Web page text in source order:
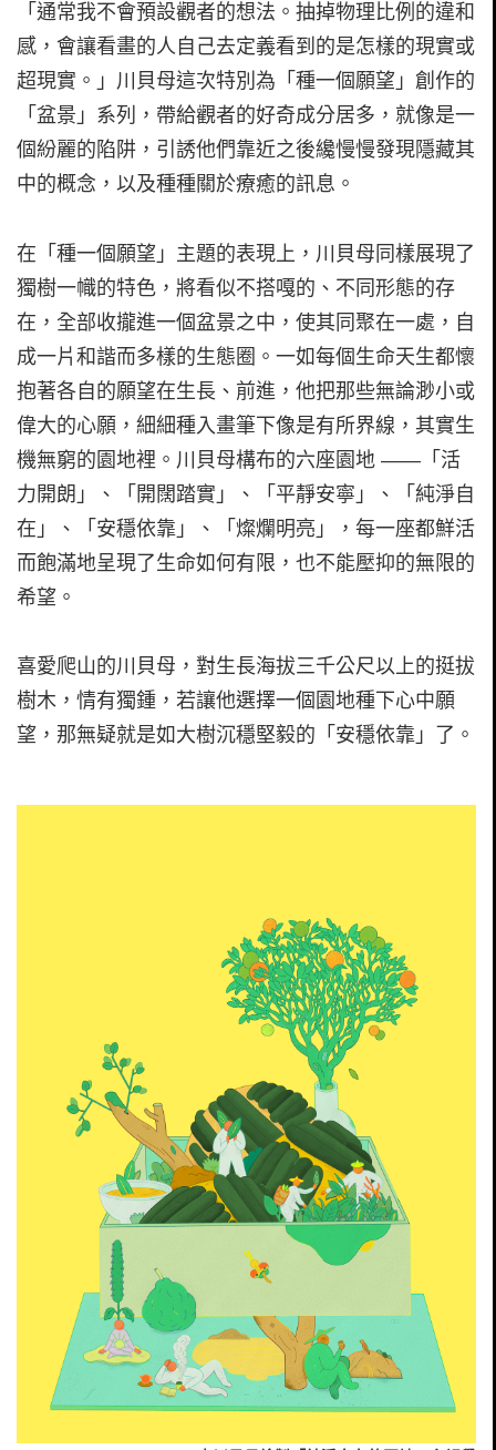
「通常我不會預設觀者的想法。抽掉物理比例的違和
感，會讓看畫的人自己去定義看到的是怎樣的現實或
超現實。」川貝母這次特別為「種一個願望」創作的
「盆景」系列，帶給觀者的好奇成分居多，就像是一
個紛麗的陷阱，引誘他們靠近之後纔慢慢發現隱藏其
中的概念，以及種種關於療癒的訊息。
在「種一個願望」主題的表現上，川貝母同樣展現了
獨樹一幟的特色，將看似不搭嘎的、不同形態的存
在，全部收攏進一個盆景之中，使其同聚在一處，自
成一片和諧而多樣的生態圈。一如每個生命天生都懷
抱著各自的願望在生長、前進，他把那些無論渺小或
偉大的心願，細細種入畫筆下像是有所界線，其實生
機無窮的園地裡。川貝母構布的六座園地 ——「活
力開朗」、「開闊踏實」、「平靜安寧」、「純淨自
在」、「安穩依靠」、「燦爛明亮」，每一座都鮮活
而飽滿地呈現了生命如何有限，也不能壓抑的無限的
希望。
喜愛爬山的川貝母，對生長海拔三千公尺以上的挺拔
樹木，情有獨鍾，若讓他選擇一個園地種下心中願
望，那無疑就是如大樹沉穩堅毅的「安穩依靠」了。